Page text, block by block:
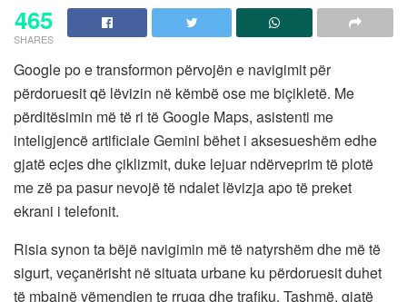
465
SHARES
Google po e transformon përvojën e navigimit për
përdoruesit që lëvizin në këmbë ose me biçikletë. Me
përditësimin më të ri të Google Maps, asistenti me
inteligjencë artificiale Gemini bëhet i aksesueshëm edhe
gjatë ecjes dhe çiklizmit, duke lejuar ndërveprim të plotë
me zë pa pasur nevojë të ndalet lëvizja apo të preket
ekrani i telefonit.
Risia synon ta bëjë navigimin më të natyrshëm dhe më të
sigurt, veçanërisht në situata urbane ku përdoruesit duhet
të mbajnë vëmendjen te rruga dhe trafiku. Tashmë, gjatë